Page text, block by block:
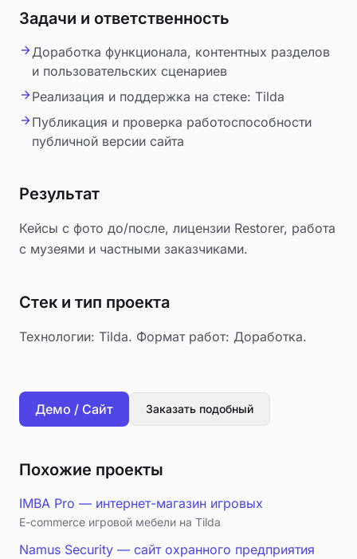
Задачи и ответственность
Доработка функционала, контентных разделов
и пользовательских сценариев
Реализация и поддержка на стеке: Tilda
Публикация и проверка работоспособности
публичной версии сайта
Результат
Кейсы с фото до/после, лицензии Restorer, работа
с музеями и частными заказчиками.
Стек и тип проекта
Технологии: Tilda. Формат работ: Доработка.
Демо / Сайт Заказать подобный
Похожие проекты
IMBA Pro — интернет-магазин игровых
E-commerce игровой мебели на Tilda
Namus Security — сайт охранного предприятия